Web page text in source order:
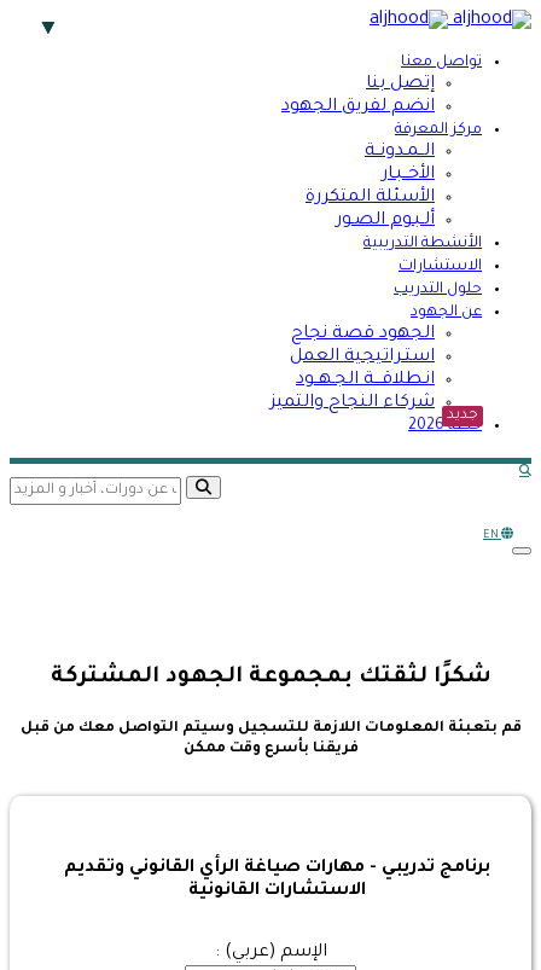
تواصل معنا
إتصل بنا
انضم لفريق الجهود
مركز المعرفة
الــمـدونــة
الأخــبـار
الأسئلة المتكررة
ألـبـوم الصـور
الأنشطة التدريبية
الاستشارات
حلول التدريب
عن الجهود
الجهود قصة نجاح
استـراتيجية العمل
انـطلاقـــة الجـهــود
شركاء النجاح والتميز
جديد
خطة 2026
search opener
EN
Toggle navigation
شكرًا لثقتك بمجموعة الجهود المشتركة
قم بتعبئة المعلومات اللازمة للتسجيل وسيتم التواصل معك من قبل
فريقنا بأسرع وقت ممكن
برنامج تدريبي - مهارات صياغة الرأي القانوني وتقديم
الاستشارات القانونية
الإسم (عربي) :